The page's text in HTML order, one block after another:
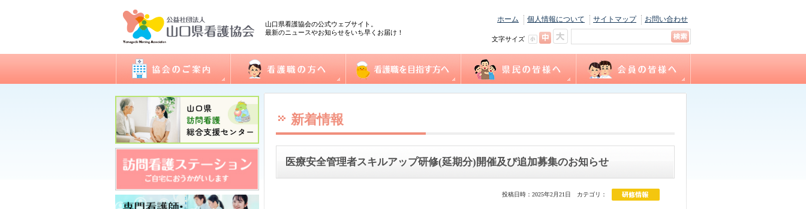
山口県看護協会の公式ウェブサイト。
最新のニュースやお知らせをいち早くお届け！
ホーム 個人情報について サイトマップ お問い合わせ
文字サイズ
会長あいさつ
協会概要
委員会活動
地区支部活動
会報誌「きらめき」
入会のご案内
アクセス
開館日・閉館日
関連団体 看護職の方へ
研修
看護実践情報
認定看護管理者教育課程
ナースセンター事業・研修
図書室
各種様式ダウンロード
新着情報
医療安全管理者スキルアップ研修(延期分)開催及び追加募集のお知らせ
投稿日時：2025年2月21日 カテゴリ：